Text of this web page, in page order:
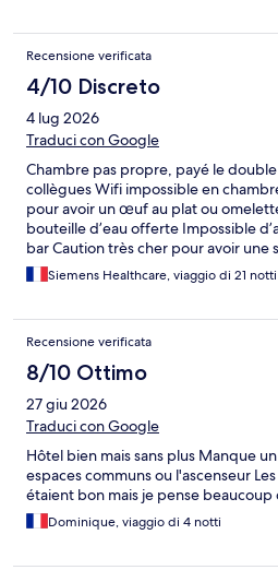
Recensione verificata
4/10 Discreto
4 lug 2026
Traduci con Google
Chambre pas propre, payé le
collègues Wifi impossible en
pour avoir un œuf au plat ou
bouteille d’eau offerte Impossible
bar Caution très cher pour avoir une
complet Enfin j ai déjà vu des 1 étoile
Siemens Healthcare, viaggio di 21 notti
Recensione verificata
8/10 Ottimo
27 giu 2026
Traduci con Google
Hôtel bien mais sans plus Manque
espaces communs ou l'ascenseur
étaient bon mais je pense
Dominique, viaggio di 4 notti